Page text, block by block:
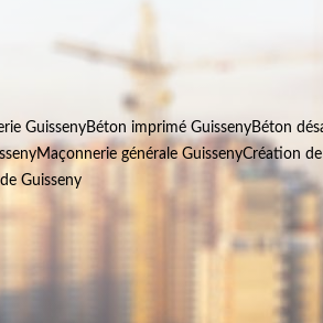
GuissenyBéton imprimé GuissenyBéton
Maçonnerie générale GuissenyCréation
Guisseny